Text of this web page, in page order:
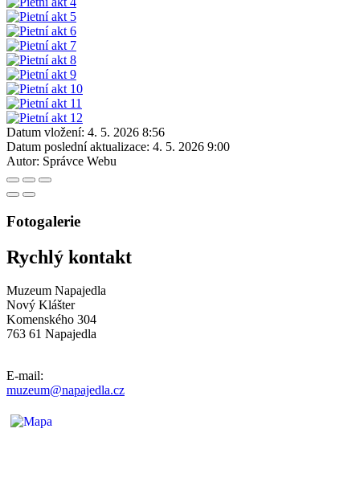
Datum vložení: 4. 5. 2026 8:56
Datum poslední aktualizace: 4. 5. 2026 9:00
Autor: Správce Webu
Fotogalerie
Rychlý kontakt
Muzeum Napajedla
Nový Klášter
Komenského 304
763 61 Napajedla
E-mail:
muzeum@napajedla.cz